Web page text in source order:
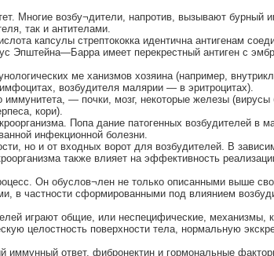
Многие возбу¬дители, напротив, вызывают бурный
так и антителами.
капсулы стрептококка идентична антигенам
Эпштейна—Барра имеет перекрестный антиген с
ме ханизмов хозяина (например,
возбудителя малярии — в эритроцитах).
иммунитета, — почки, мозг, некоторые железы (вирусы
кори).
Попа дание патогенных возбудителей в
инфекционной болезни.
но и от входных ворот для возбудителей. В
также влияет на эффективность
Он обуслов¬лен не только описанными выше
в частности сформированными под влиянием
играют общие, или неспецифические, механизмы,
целостность поверхности тела, нормальную
иммунный ответ, фибронектин и гормональные